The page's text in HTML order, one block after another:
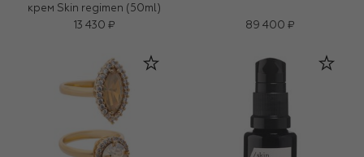
крем Skin regimen (50ml)
13 430 ₽
89 400 ₽